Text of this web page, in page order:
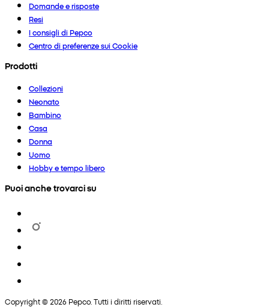
Domande e risposte
Resi
I consigli di Pepco
Centro di preferenze sui Cookie
Prodotti
Collezioni
Neonato
Bambino
Casa
Donna
Uomo
Hobby e tempo libero
Puoi anche trovarci su
Copyright © 2026 Pepco. Tutti i diritti riservati.